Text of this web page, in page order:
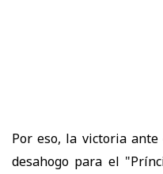
Por eso, la victoria
desahogo para el